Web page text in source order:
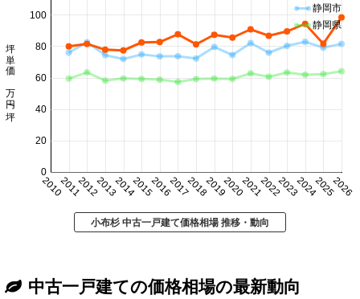
20102011201220132014201520162017201820192020202120222023202420252026
0
20
40
60
80
100
坪単価 万円/坪
静岡市
静岡県
小布杉 中古一戸建て価格相場 推移・動向
中古一戸建ての価格相場の最新動向